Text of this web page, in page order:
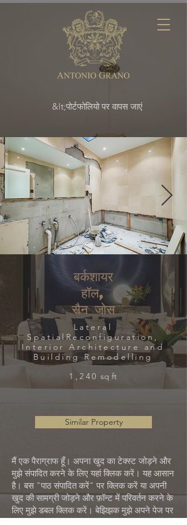
&lt;पोर्टफोलियो पर वापस जाएं
बर्कशायर
हॉल,
सैन जोस
Lateral
SpatialReconfiguration,
Interior Architecture and
Building Remodelling
1,240 sq ft
Similar Property
मैं एक पैराग्राफ हूँ। अपना खुद का टेक्स्ट जोड़ने और
मुझे संपादित करने के लिए यहां क्लिक करें। यह आसान
है। बस "पाठ संपादित करें" पर क्लिक करें या अपनी
खुद की सामग्री जोड़ने और फ़ॉन्ट में परिवर्तन करने के
लिए मुझे डबल क्लिक करें। बेझिझक मुझे अपने पेज पर